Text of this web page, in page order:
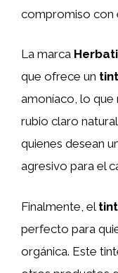
compromiso con
La marca
que ofrece un
amoníaco, lo que
rubio claro
quienes desean
agresivo para el
Finalmente, el
perfecto para
orgánica. Este